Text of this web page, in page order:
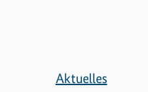
Aktuelles